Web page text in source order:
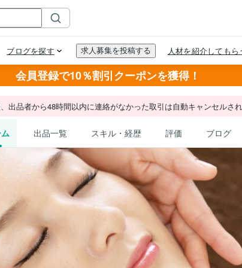
会員登録で10％割引クーポンを獲得！
出品者から48時間以内に連絡がなかった取引は自動キャンセルさ
出品一覧 スキル・経歴 評価 ブログ